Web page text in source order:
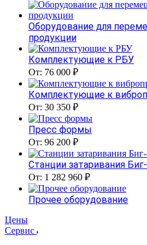
Оборудование для
продукции
Комплектующие к РБУ
От: 76 000 ₽
Комплектующие к
От: 30 350 ₽
Пресс формы
От: 96 200 ₽
Станции затаривания
От: 1 282 960 ₽
Прочее оборудование
Цены
Сервис